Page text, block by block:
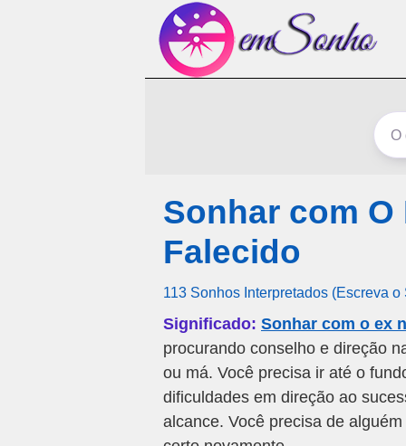
Sonhar com O
Falecido
113 Sonhos Interpretados (Escreva o
Significado: Sonhar com o ex
procurando conselho e direção
ou má. Você precisa ir até o
dificuldades em direção ao
alcance. Você precisa de